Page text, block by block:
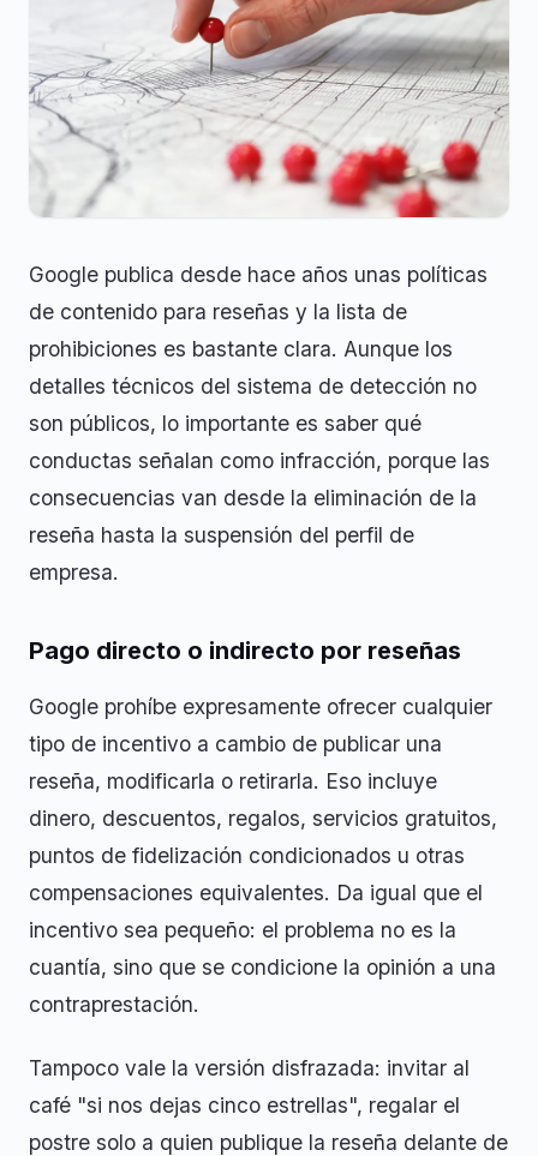
Google publica desde hace años unas políticas
de contenido para reseñas y la lista de
prohibiciones es bastante clara. Aunque los
detalles técnicos del sistema de detección no
son públicos, lo importante es saber qué
conductas señalan como infracción, porque las
consecuencias van desde la eliminación de la
reseña hasta la suspensión del perfil de
empresa.
Pago directo o indirecto por reseñas
Google prohíbe expresamente ofrecer cualquier
tipo de incentivo a cambio de publicar una
reseña, modificarla o retirarla. Eso incluye
dinero, descuentos, regalos, servicios gratuitos,
puntos de fidelización condicionados u otras
compensaciones equivalentes. Da igual que el
incentivo sea pequeño: el problema no es la
cuantía, sino que se condicione la opinión a una
contraprestación.
Tampoco vale la versión disfrazada: invitar al
café "si nos dejas cinco estrellas", regalar el
postre solo a quien publique la reseña delante de